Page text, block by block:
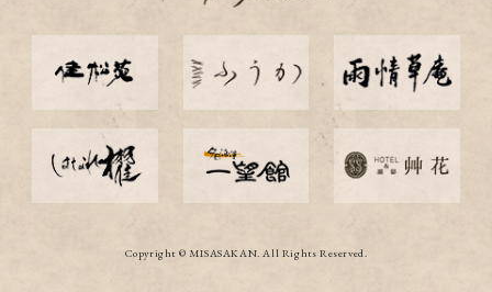
Copyright © MISASAKAN. All Rights Reserved.